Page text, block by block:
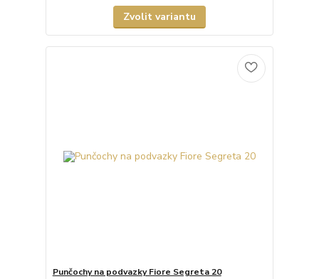
Zvolit variantu
Punčochy na podvazky Fiore Segreta 20